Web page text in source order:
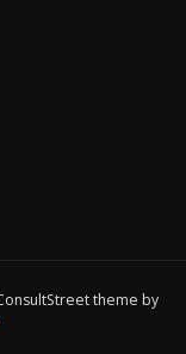
theme by